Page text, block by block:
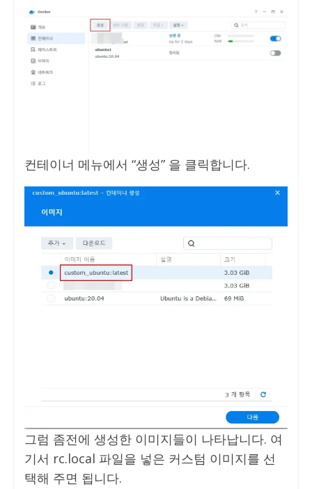
컨테이너 메뉴에서 “생성” 을 클릭합니다.
그럼 좀전에 생성한 이미지들이 나타납니다. 여
기서 rc.local 파일을 넣은 커스텀 이미지를 선
택해 주면 됩니다.